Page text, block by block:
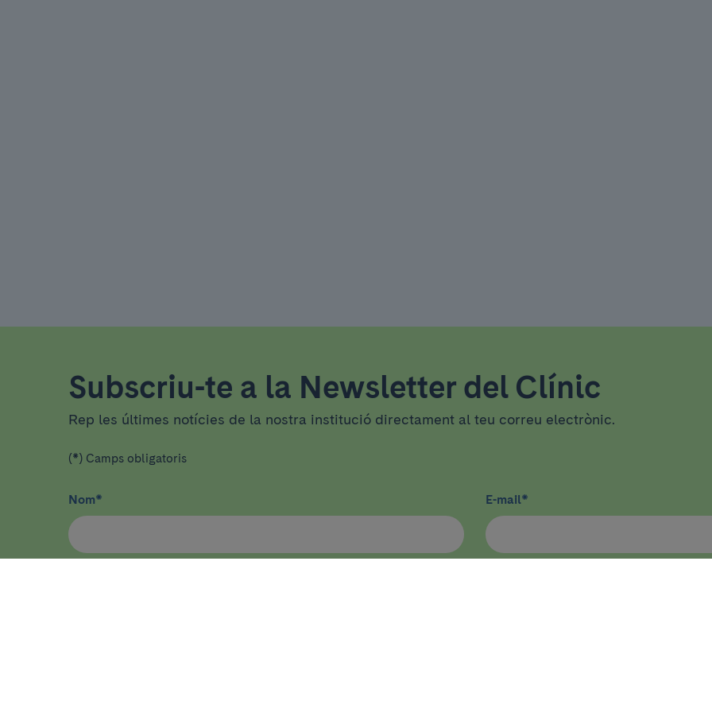
Subscriu-te a la Newsletter del Clínic
Rep les últimes notícies de la nostra institució directament al teu correu electrònic.
(*) Camps obligatoris
Nom* E-mail*